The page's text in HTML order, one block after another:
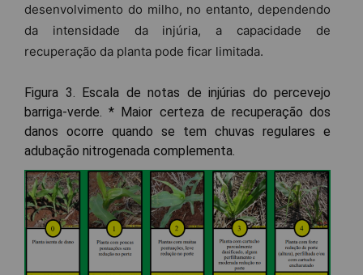
desenvolvimento do milho, no entanto, dependendo
da intensidade da injúria, a capacidade de
recuperação da planta pode ficar limitada.
Figura 3. Escala de notas de injúrias do percevejo
barriga-verde. * Maior certeza de recuperação dos
danos ocorre quando se tem chuvas regulares e
adubação nitrogenada complementa.